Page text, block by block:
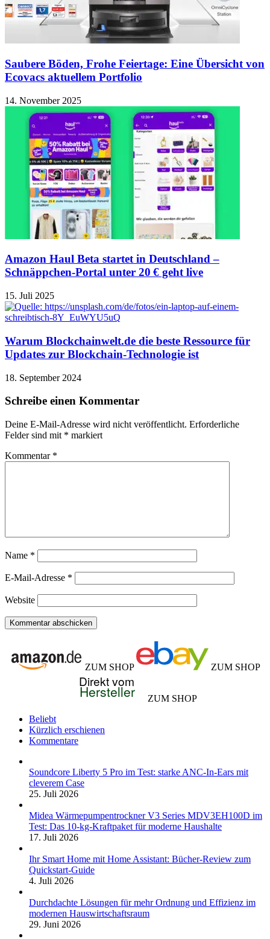
Saubere Böden, Frohe Feiertage: Eine Übersicht von
Ecovacs aktuellem Portfolio
14. November 2025
Amazon Haul Beta startet in Deutschland –
Schnäppchen-Portal unter 20 € geht live
15. Juli 2025
Warum Blockchainwelt.de die beste Ressource für
Updates zur Blockchain-Technologie ist
18. September 2024
Schreibe einen Kommentar
Deine E-Mail-Adresse wird nicht veröffentlicht. Erforderliche
Felder sind mit * markiert
Kommentar *
Name *
E-Mail-Adresse *
Website
ZUM SHOP ZUM SHOP
ZUM SHOP
Beliebt
Kürzlich erschienen
Kommentare
Soundcore Liberty 5 Pro im Test: starke ANC-In-Ears mit
cleverem Case
25. Juli 2026
Midea Wärmepumpentrockner V3 Series MDV3EH100D im
Test: Das 10-kg-Kraftpaket für moderne Haushalte
17. Juli 2026
Ihr Smart Home mit Home Assistant: Bücher-Review zum
Quickstart-Guide
4. Juli 2026
Durchdachte Lösungen für mehr Ordnung und Effizienz im
modernen Hauswirtschaftsraum
29. Juni 2026